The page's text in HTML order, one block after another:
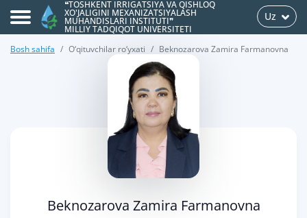
❝TOSHKENT IRRIGATSIYA VA QISHLOQ
XO'JALIGINI MEXANIZATSIYALASH
MUHANDISLARI INSTITUTI❞
MILLIY TADQIQOT UNIVERSITETI
Uz
Bosh sahifa O‘qituvchilar ro‘yxati Beknozarova Zamira Farmanovna
Beknozarova Zamira Farmanovna